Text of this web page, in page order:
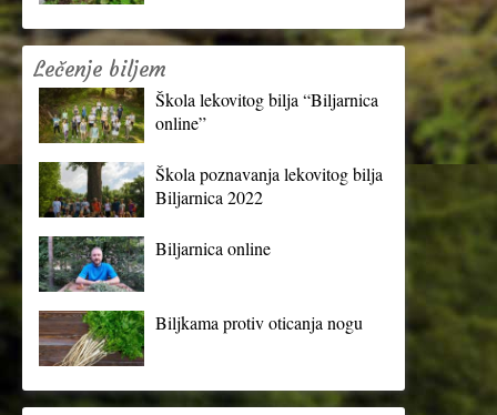
Lečenje biljem
Škola lekovitog bilja “Biljarnica
online”
Škola poznavanja lekovitog bilja
Biljarnica 2022
Biljarnica online
Biljkama protiv oticanja nogu